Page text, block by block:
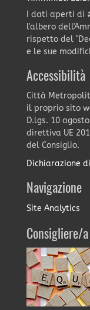
I dati aperti di
l'albero
rispetto del
e le sue
Accessibilità
Città
il proprio sito
D.lgs. 10
direttiva UE
del Consiglio.
Dichiarazione
Navigazione
Site Analytics
Consigliere/